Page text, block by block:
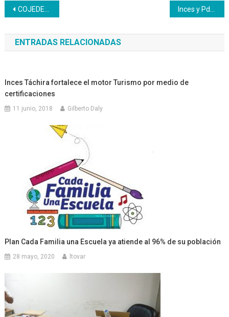
Navegación
de
entradas
COJEDES | Aprendices Inces disfrutan de actividades psicodinámica
ENTRADAS RELACIONADAS
Inces Táchira fortalece el motor Turismo por medio de
certificaciones
11 junio, 2018 Gilberto Daly
Plan Cada Familia una Escuela ya atiende al 96% de su población
28 mayo, 2020 ltovar